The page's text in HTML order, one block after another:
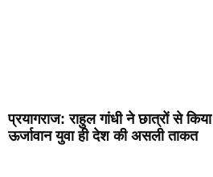
प्रयागराज: राहुल गांधी ने छात्रों से
ऊर्जावान युवा ही देश की असली ताकत